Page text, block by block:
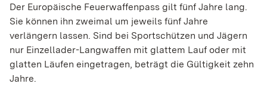
Der Europäische Feuerwaffenpass gilt fünf Jahre lang.
Sie können ihn zweimal um jeweils fünf Jahre
verlängern lassen. Sind bei Sportschützen und Jägern
nur Einzellader-Langwaffen mit glattem Lauf oder mit
glatten Läufen eingetragen, beträgt die Gültigkeit zehn
Jahre.